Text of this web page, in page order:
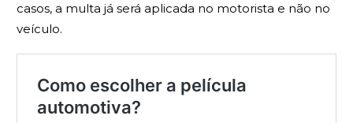
casos, a multa já será aplicada no motorista e não no
veículo.